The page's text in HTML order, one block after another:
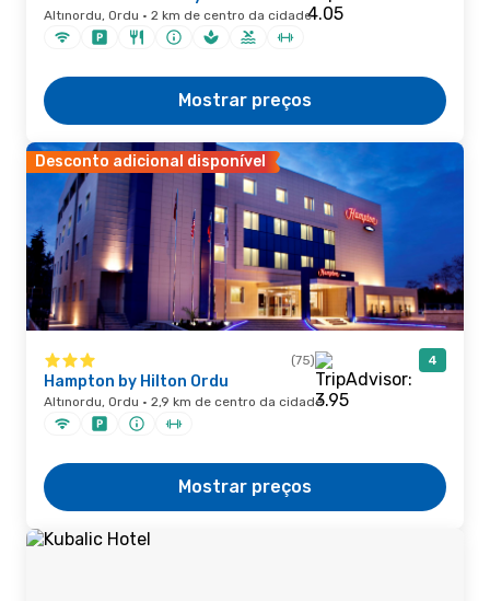
Altınordu, Ordu · 2 km de centro da cidade
Mostrar preços
Desconto adicional disponível
(75) 4
Hampton by Hilton Ordu
Altınordu, Ordu · 2,9 km de centro da cidade
Mostrar preços